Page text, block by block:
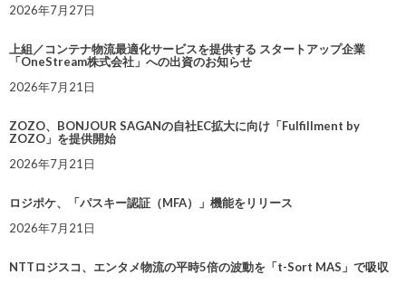
2026年7月27日
上組／コンテナ物流最適化サービスを提供する スタートアップ企業
「OneStream株式会社」への出資のお知らせ
2026年7月21日
ZOZO、BONJOUR SAGANの自社EC拡大に向け「Fulfillment by
ZOZO」を提供開始
2026年7月21日
ロジポケ、「パスキー認証（MFA）」機能をリリース
2026年7月21日
NTTロジスコ、エンタメ物流の平時5倍の波動を「t-Sort MAS」で吸収